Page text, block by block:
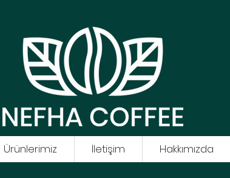
Ürünlerimiz İletişim Hakkımızda